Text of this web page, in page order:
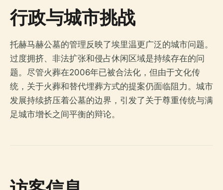
行政与城市挑战
托赫马赫公墓的管理反映了埃里温更广泛的城市问题。
过度拥挤、非法扩张和侵占休闲区域是持续存在的问
题。尽管火葬在2006年已被合法化，但由于文化传
统，关于火葬和替代埋葬方式的提案仍面临阻力。城市
发展持续挤压着公墓的边界，引发了关于尊重传统与满
足城市增长之间平衡的辩论。